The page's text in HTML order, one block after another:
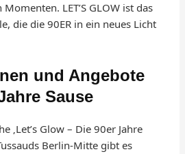
LET’S GLOW ist das
die die 90ER in ein neues Licht
und Angebote
Sause
‚Let’s Glow – Die 90er Jahre
Berlin-Mitte gibt es